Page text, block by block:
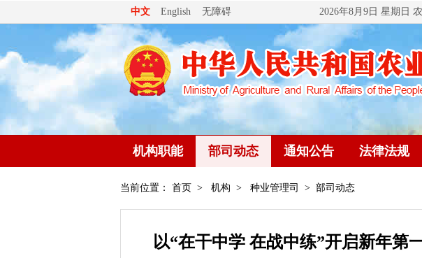
中文 English 无障碍 2026年8月9日 星期日
机构职能 部司动态 通知公告 法律法规
当前位置： 首页 > 机构 > 种业管理司 > 部司动态
以“在干中学 在战中练”开启新年